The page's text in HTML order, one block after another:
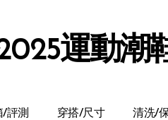
運動潮
/評測 穿搭/尺寸 清洗/